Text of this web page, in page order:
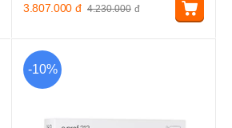
4.230.000 đ
3.807.000 đ
-10%